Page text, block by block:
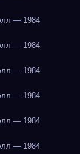
— 1984
— 1984
— 1984
— 1984
— 1984
— 1984